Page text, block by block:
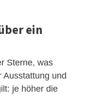
ein
Sterne, was
Ausstattung und
je höher die